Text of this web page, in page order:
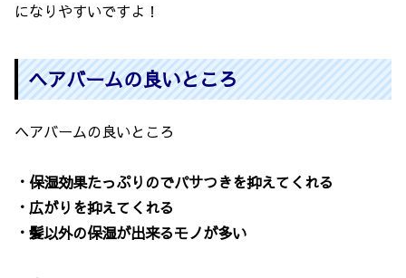
になりやすいですよ！
ヘアバームの良いところ
ヘアバームの良いところ
・保湿効果たっぷりのでパサつきを抑えてくれる
・広がりを抑えてくれる
・髪以外の保湿が出来るモノが多い